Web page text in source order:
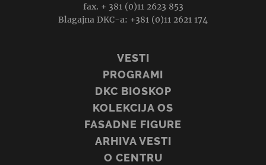
fax. + 381 (0)11 2623 853
Blagajna DKC-a: +381 (0)11 2621 174
VESTI
PROGRAMI
DKC BIOSKOP
KOLEKCIJA OS
FASADNE FIGURE
ARHIVA VESTI
O CENTRU